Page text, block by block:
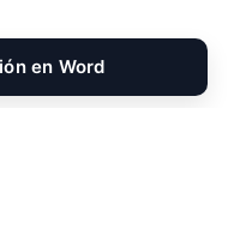
en Word